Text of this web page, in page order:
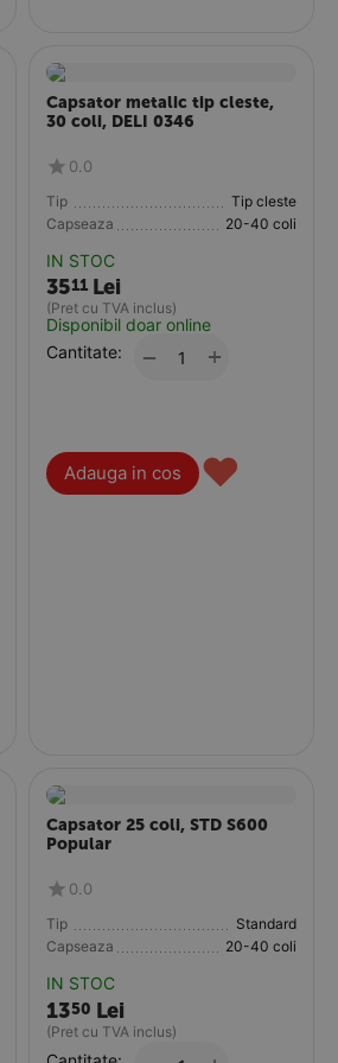
Capsator metalic tip cleste,
30 coli, DELI 0346
0.0
Tip
Tip cleste
Capseaza
20-40 coli
IN STOC
3511 Lei
(Pret cu TVA inclus)
Disponibil doar online
Cantitate:
+
−
Adauga in cos ♥
Capsator 25 coli, STD S600
Popular
0.0
Tip
Standard
Capseaza
20-40 coli
IN STOC
1350 Lei
(Pret cu TVA inclus)